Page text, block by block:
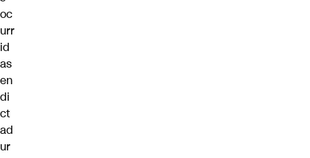
oc
urr
id
as
en
di
ct
ad
ur